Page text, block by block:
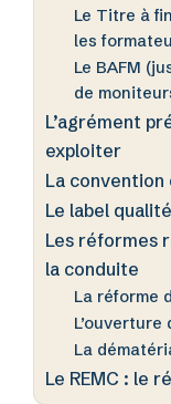
Le Titre à
les
Le BAFM
de
L’agrément
exploiter
La
Le label
Les réformes
la conduite
La réforme
L’ouverture
La
Le REMC : le